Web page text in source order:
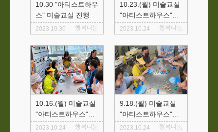
10.30 "아티스트하우
스" 미술교실 진행
2023.10.30 행복나눔
10.23.(월) 미술교실
"아티스트하우스"진
행
2023.10.24 행복나눔
10.16.(월) 미술교실
"아티스트하우스"진
행
2023.10.24 행복나눔
9.18.(월) 미술교실
"아티스트하우스"진
행
2023.10.24 행복나눔